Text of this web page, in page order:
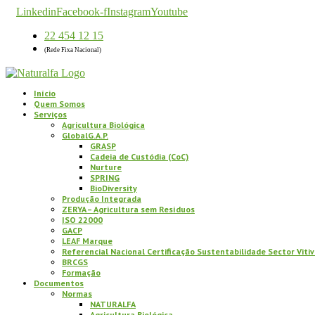
LinkedinFacebook-fInstagramYoutube
22 454 12 15
(Rede Fixa Nacional)
Início
Quem Somos
Serviços
Agricultura Biológica
GlobalG.A.P.
GRASP
Cadeia de Custódia (CoC)
Nurture
SPRING
BioDiversity
Produção Integrada
ZERYA – Agricultura sem Resíduos
ISO 22000
GACP
LEAF Marque
Referencial Nacional Certificação Sustentabilidade Sector
BRCGS
Formação
Documentos
Normas
NATURALFA